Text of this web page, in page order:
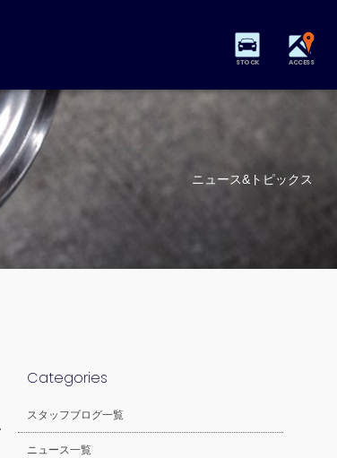
STOCK ACCESS
ニュース&トピックス
Categories
スタッフブログ一覧
ニュース一覧